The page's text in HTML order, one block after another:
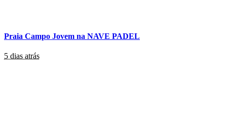
Praia Campo Jovem na NAVE PADEL
5 dias atrás